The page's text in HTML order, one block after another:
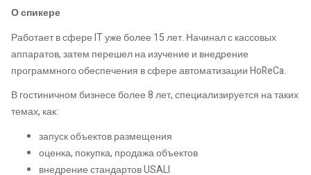
О спикере
Работает в сфере IT уже более 15 лет. Начинал с кассовых
аппаратов, затем перешел на изучение и внедрение
программного обеспечения в сфере автоматизации HoReCa.
В гостиничном бизнесе более 8 лет, специализируется на таких
темах, как:
запуск объектов размещения
оценка, покупка, продажа объектов
внедрение стандартов USALI